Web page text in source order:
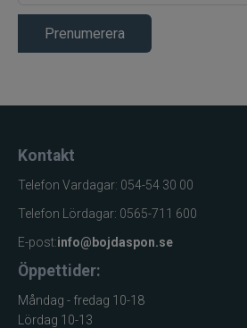
Prenumerera
Kontakt
Telefon Vardagar: 054-54 30 00
Telefon Lördagar: 0565-711 600
E-post:info@bojdaspon.se
Öppettider:
Måndag - fredag 10-18
Lördag 10-13